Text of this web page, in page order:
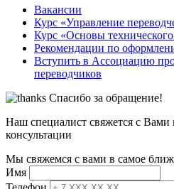
Вакансии
Курс «Управление
Курс «Основы
Рекомендации по
Вступить в Ассоциацию
переводчиков
Спасибо за обращение!
Наш специалист свяжется с
консультации
Мы свяжемся с вами в самое
Имя